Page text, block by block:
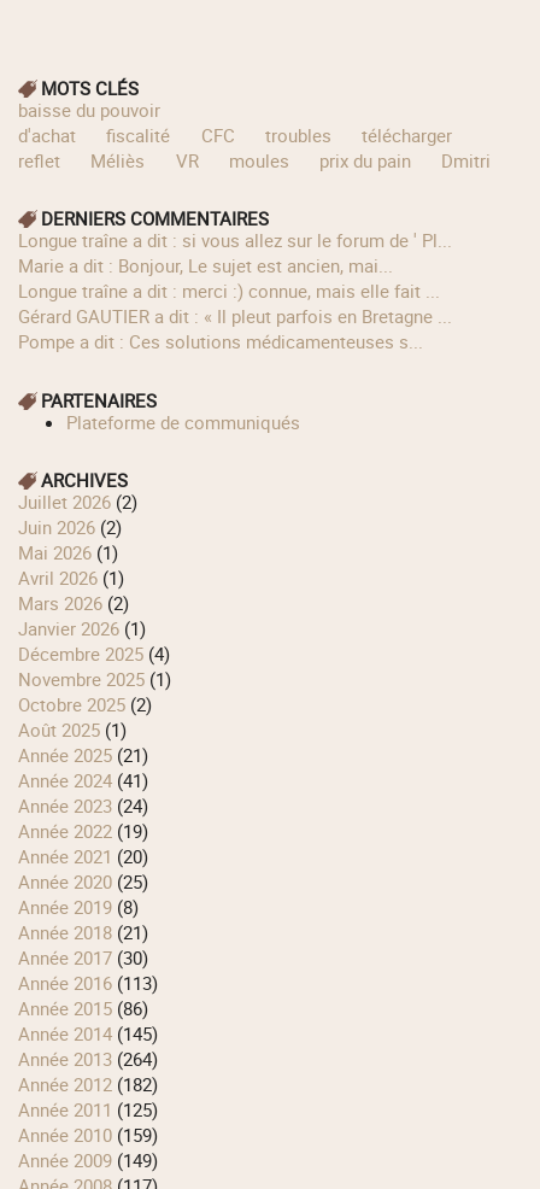
MOTS CLÉS
baisse du pouvoir
d'achat
fiscalité CFC troubles
télécharger
reflet
Méliès VR moules prix du pain Dmitri
DERNIERS COMMENTAIRES
longue traîne a dit : si vous allez sur le forum de ' Pl...
Marie a dit : Bonjour, Le sujet est ancien, mai...
longue traîne a dit : merci :) connue, mais elle fait ...
Gérard GAUTIER a dit : « Il pleut parfois en Bretagne ...
Pompe a dit : Ces solutions médicamenteuses s...
PARTENAIRES
Plateforme de communiqués
ARCHIVES
juillet 2026 (2)
juin 2026 (2)
mai 2026 (1)
avril 2026 (1)
mars 2026 (2)
janvier 2026 (1)
décembre 2025 (4)
novembre 2025 (1)
octobre 2025 (2)
août 2025 (1)
année 2025 (21)
année 2024 (41)
année 2023 (24)
année 2022 (19)
année 2021 (20)
année 2020 (25)
année 2019 (8)
année 2018 (21)
année 2017 (30)
année 2016 (113)
année 2015 (86)
année 2014 (145)
année 2013 (264)
année 2012 (182)
année 2011 (125)
année 2010 (159)
année 2009 (149)